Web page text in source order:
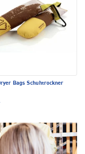
Bags Schuhtrockner